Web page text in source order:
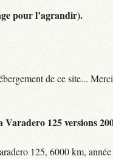
pour l’agrandir).
de ce site...
125 versions
125, 6000 km,